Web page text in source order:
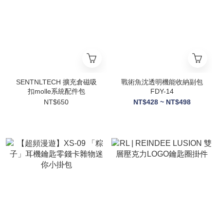
SENTNLTECH 擴充倉磁吸
扣molle系統配件包
NT$650
戰術魚沈透明機能收納副包
FDY-14
NT$428 ~ NT$498